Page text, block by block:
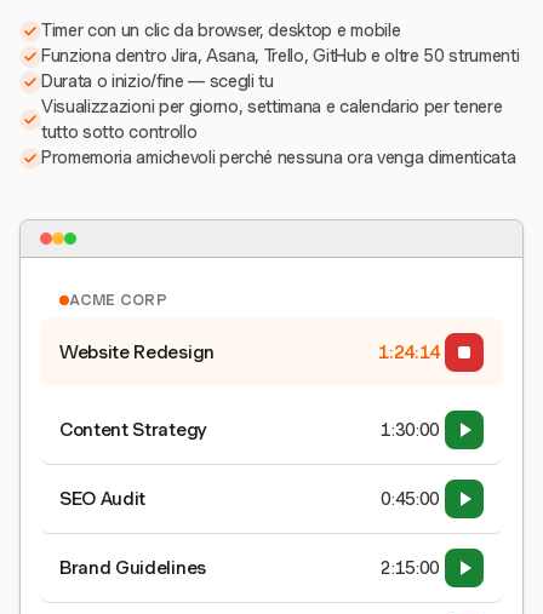
Timer con un clic da browser, desktop e mobile
Funziona dentro Jira, Asana, Trello, GitHub e oltre 50 strumenti
Durata o inizio/fine — scegli tu
Visualizzazioni per giorno, settimana e calendario per tenere
tutto sotto controllo
Promemoria amichevoli perché nessuna ora venga dimenticata
ACME CORP
Website Redesign 1:24:15
Content Strategy 1:30:00
SEO Audit 0:45:00
Brand Guidelines 2:15:00